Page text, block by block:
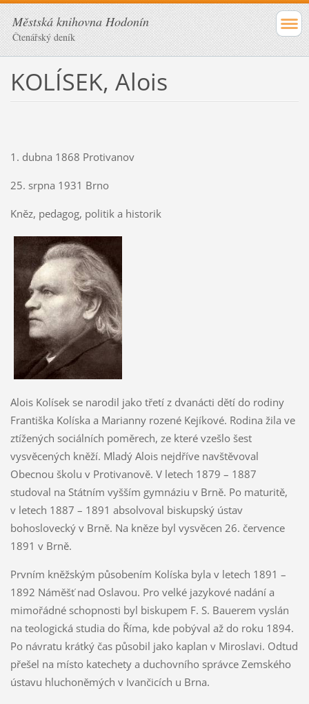
Městská knihovna Hodonín
Čtenářský deník
KOLÍSEK, Alois
1. dubna 1868 Protivanov
25. srpna 1931 Brno
Kněz, pedagog, politik a historik
Alois Kolísek se narodil jako třetí z dvanácti dětí do rodiny
Františka Kolíska a Marianny rozené Kejíkové. Rodina žila ve
ztížených sociálních poměrech, ze které vzešlo šest
vysvěcených kněží. Mladý Alois nejdříve navštěvoval
Obecnou školu v Protivanově. V letech 1879 – 1887
studoval na Státním vyšším gymnáziu v Brně. Po maturitě,
v letech 1887 – 1891 absolvoval biskupský ústav
bohoslovecký v Brně. Na kněze byl vysvěcen 26. července
1891 v Brně.
Prvním kněžským působením Kolíska byla v letech 1891 –
1892 Náměšť nad Oslavou. Pro velké jazykové nadání a
mimořádné schopnosti byl biskupem F. S. Bauerem vyslán
na teologická studia do Říma, kde pobýval až do roku 1894.
Po návratu krátký čas působil jako kaplan v Miroslavi. Odtud
přešel na místo katechety a duchovního správce Zemského
ústavu hluchoněmých v Ivančicích u Brna.